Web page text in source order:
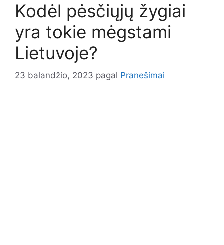
Kodėl pėsčiųjų žygiai
yra tokie mėgstami
Lietuvoje?
23 balandžio, 2023 pagal Pranešimai